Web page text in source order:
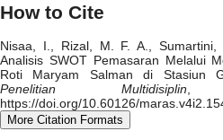
How to Cite
Nisaa, I., Rizal, M. F. A.,
Analisis SWOT Pemasaran Melalui
Roti Maryam Salman di Stasiun
Penelitian Multidisiplin
https://doi.org/10.60126/
More Citation Formats